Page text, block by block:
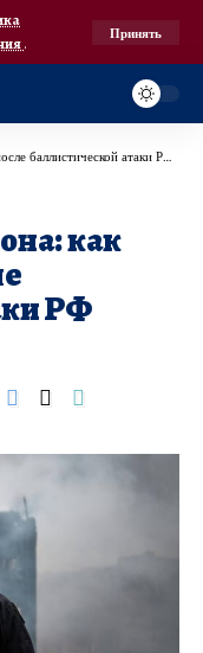
.
Принять
атаки РФ (фото)
как
РФ